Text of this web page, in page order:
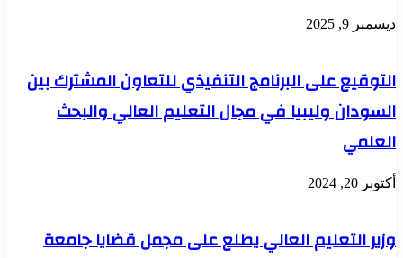
ديسمبر 9, 2025
التوقيع على البرنامج التنفيذي للتعاون المشترك بين
السودان وليبيا في مجال التعليم العالي والبحث
العلمي
أكتوبر 20, 2024
وزير التعليم العالي يطلع على مجمل قضايا جامعة